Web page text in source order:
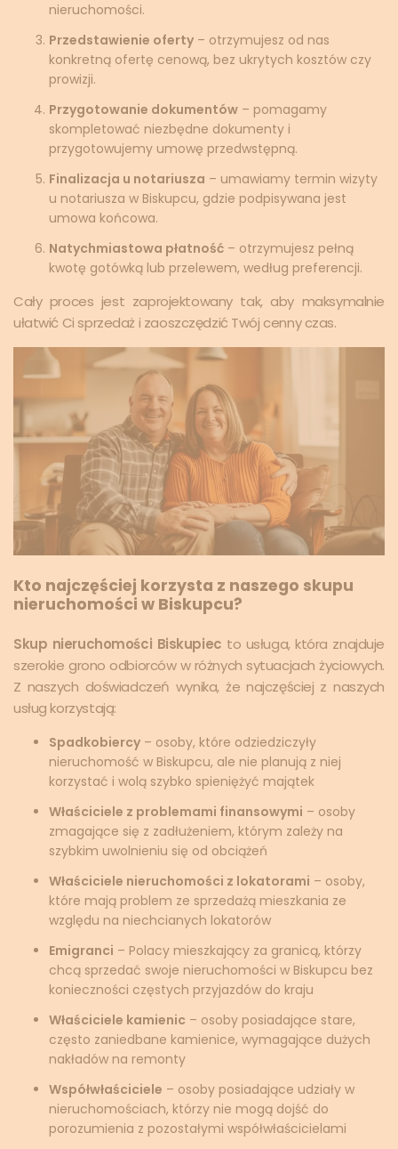
nieruchomości.
Przedstawienie oferty – otrzymujesz od nas
konkretną ofertę cenową, bez ukrytych kosztów czy
prowizji.
Przygotowanie dokumentów – pomagamy
skompletować niezbędne dokumenty i
przygotowujemy umowę przedwstępną.
Finalizacja u notariusza – umawiamy termin wizyty
u notariusza w Biskupcu, gdzie podpisywana jest
umowa końcowa.
Natychmiastowa płatność – otrzymujesz pełną
kwotę gotówką lub przelewem, według preferencji.
Cały proces jest zaprojektowany tak, aby maksymalnie
ułatwić Ci sprzedaż i zaoszczędzić Twój cenny czas.
Kto najczęściej korzysta z naszego skupu
nieruchomości w Biskupcu?
Skup nieruchomości Biskupiec to usługa, która znajduje
szerokie grono odbiorców w różnych sytuacjach życiowych.
Z naszych doświadczeń wynika, że najczęściej z naszych
usług korzystają:
Spadkobiercy – osoby, które odziedziczyły
nieruchomość w Biskupcu, ale nie planują z niej
korzystać i wolą szybko spieniężyć majątek
Właściciele z problemami finansowymi – osoby
zmagające się z zadłużeniem, którym zależy na
szybkim uwolnieniu się od obciążeń
Właściciele nieruchomości z lokatorami – osoby,
które mają problem ze sprzedażą mieszkania ze
względu na niechcianych lokatorów
Emigranci – Polacy mieszkający za granicą, którzy
chcą sprzedać swoje nieruchomości w Biskupcu bez
konieczności częstych przyjazdów do kraju
Właściciele kamienic – osoby posiadające stare,
często zaniedbane kamienice, wymagające dużych
nakładów na remonty
Współwłaściciele – osoby posiadające udziały w
nieruchomościach, którzy nie mogą dojść do
porozumienia z pozostałymi współwłaścicielami